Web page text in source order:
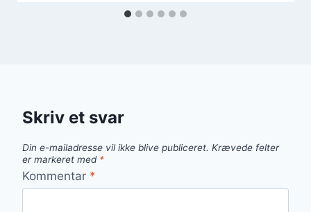
Skriv et svar
Din e-mailadresse vil ikke blive publiceret. Krævede felter
er markeret med *
Kommentar *